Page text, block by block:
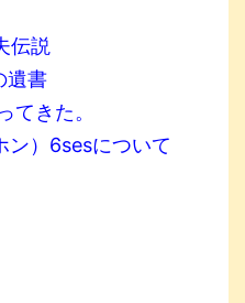
伝説
遺書
てきた。
ン）6sesについて